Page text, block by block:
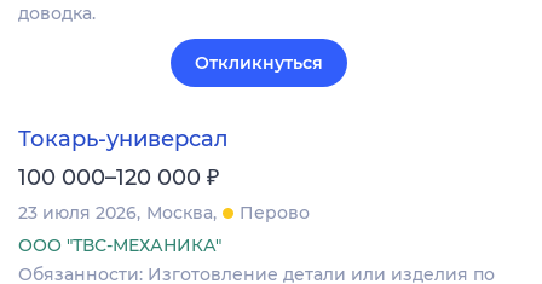
доводка.
Откликнуться
Токарь-универсал
100 000–120 000 ₽
23 июля 2026 Москва
Перово
ООО "ТВС-МЕХАНИКА"
Обязанности: Изготовление детали или изделия по